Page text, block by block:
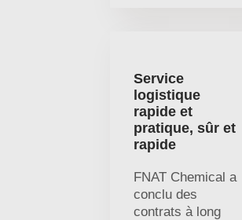
Service
logistique
rapide et
pratique, sûr et
rapide
FNAT Chemical a
conclu des
contrats à long